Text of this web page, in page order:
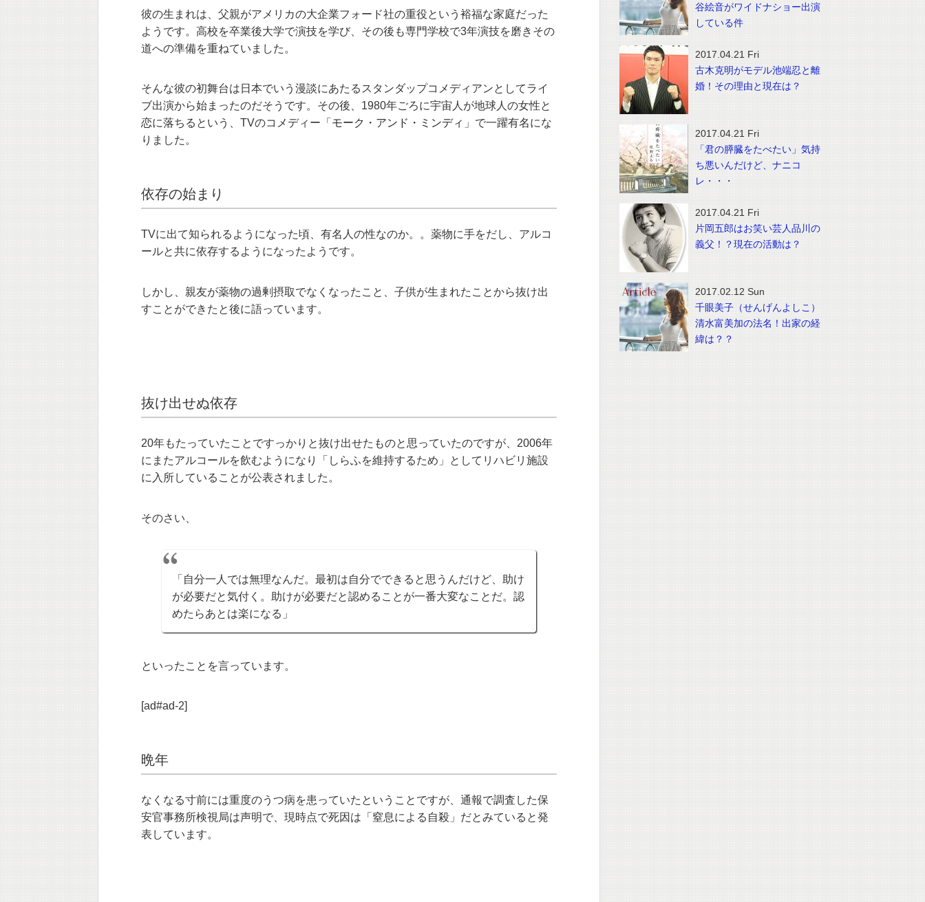
彼の生まれは、父親がアメリカの大企業フォード社の重役という裕福な家庭だった
ようです。高校を卒業後大学で演技を学び、その後も専門学校で3年演技を磨きその
道への準備を重ねていました。
そんな彼の初舞台は日本でいう漫談にあたるスタンダップコメディアンとしてライ
ブ出演から始まったのだそうです。その後、1980年ごろに宇宙人が地球人の女性と
恋に落ちるという、TVのコメディー「 モーク・アンド・ミンディ 」で一躍有名にな
りました。
依存の始まり
TVに出て知られるようになった頃、有名人の性なのか。。薬物に手をだし、アルコ
ールと共に依存するようになったようです。
しかし、親友が薬物の過剰摂取でなくなったこと、子供が生まれたことから抜け出
すことができたと後に語っています。
抜け出せぬ依存
20年もたっていたことですっかりと抜け出せたものと思っていたのですが、2006年
にまたアルコールを飲むようになり「しらふを維持するため」としてリハビリ施設
に入所していることが公表されました。
そのさい、
「自分一人では無理なんだ。最初は自分でできると思うんだけど、助け
が必要だと気付く。助けが必要だと認めることが一番大変なことだ。認
めたらあとは楽になる」
といったことを言っています。
[ad#ad-2]
晩年
なくなる寸前には重度のうつ病を患っていたということですが、通報で調査した保
安官事務所検視局は声明で、現時点で死因は「窒息による自殺」だとみていると発
表しています。
谷絵音がワイドナショー出演
している件
2017.04.21 Fri
古木克明がモデル池端忍と離
婚！その理由と現在は？
2017.04.21 Fri
「君の膵臓をたべたい」気持
ち悪いんだけど、ナニコ
レ・・・
2017.04.21 Fri
片岡五郎はお笑い芸人品川の
義父！？現在の活動は？
2017.02.12 Sun
千眼美子（せんげんよしこ）
清水富美加の法名！出家の経
緯は？？